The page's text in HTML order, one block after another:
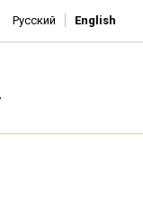
Русский English